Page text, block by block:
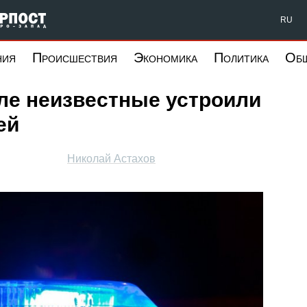
Форпост Северо-Запад RU
Происшествия Экономика Политика
неизвестные устроили
Николай Астахов